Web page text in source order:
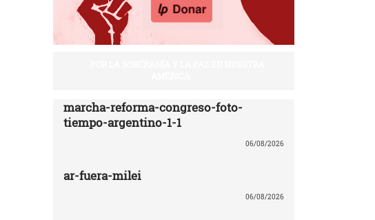
marcha-reforma-congreso-foto-
tiempo-argentino-1-1
06/08/2026
ar-fuera-milei
06/08/2026